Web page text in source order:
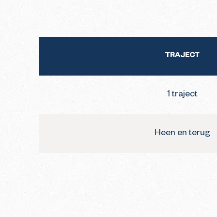
TRAJECT
1 traject
Heen en terug